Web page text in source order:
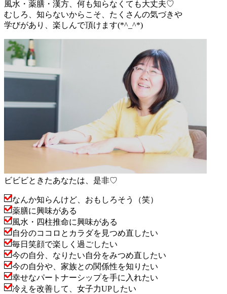
風水・薬膳・漢方、何も知らなくても大丈夫♡
むしろ、知らないからこそ、たくさんの気づきや
学びがあり、楽しんで頂けます(*^_^*)
ビビビときたあなたは、是非♡
なんか知らんけど、おもしろそう（笑）
薬膳に興味がある
風水・四柱推命に興味がある
自分のココロとカラダを見つめ直したい
毎日笑顔で楽しく過ごしたい
今の自分、なりたい自分をみつめ直したい
今の自分や、家族との関係性を知りたい
幸せなパートナーシップを手に入れたい
冷えを改善して、女子力UPしたい